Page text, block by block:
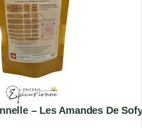
– Les Amandes De